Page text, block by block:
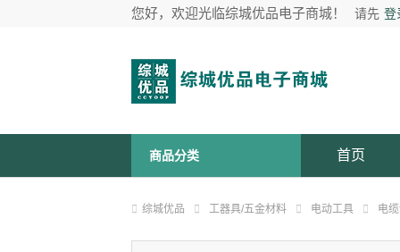
您好，欢迎光临综城优品电子商城！ 请先 登
商品分类 首页
综城优品 工器具/五金材料 电动工具 电